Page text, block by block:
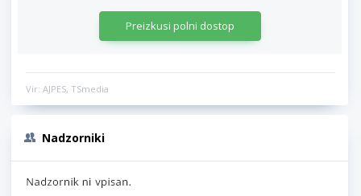
Preizkusi polni dostop
Vir: AJPES, TSmedia
Nadzorniki